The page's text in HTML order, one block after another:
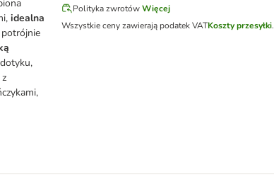
idealna
potrójnie
Polityka zwrotówWięcej
Wszystkie ceny zawierają podatek VATKoszty przesyłki.